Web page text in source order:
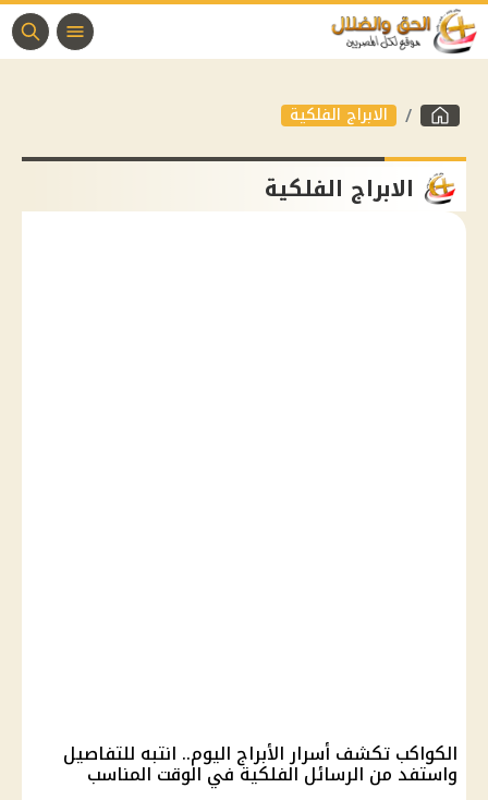
الابراج الفلكية
الابراج الفلكية
الكواكب تكشف أسرار الأبراج اليوم.. انتبه للتفاصيل
واستفد من الرسائل الفلكية في الوقت المناسب